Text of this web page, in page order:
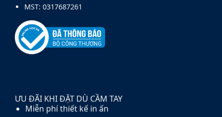
MST: 0317687261
ƯU ĐÃI KHI ĐẶT DÙ CẦM TAY
Miễn phí thiết kế in ấn